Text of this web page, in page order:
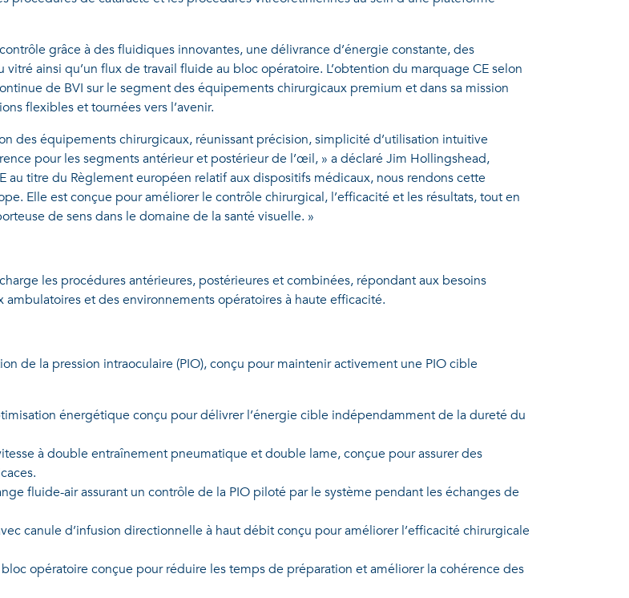
grâce à des fluidiques innovantes, une délivrance d’énergie constante, des
ainsi qu’un flux de travail fluide au bloc opératoire. L’obtention du marquage CE selon
de BVI sur le segment des équipements chirurgicaux premium et dans sa mission
flexibles et tournées vers l’avenir.
des équipements chirurgicaux, réunissant précision, simplicité d’utilisation intuitive
pour les segments antérieur et postérieur de l’œil, » a déclaré Jim Hollingshead,
au titre du Règlement européen relatif aux dispositifs médicaux, nous rendons cette
Elle est conçue pour améliorer le contrôle chirurgical, l’efficacité et les résultats, tout en
de sens dans le domaine de la santé visuelle. »
les procédures antérieures, postérieures et combinées, répondant aux besoins
et des environnements opératoires à haute efficacité.
de la pression intraoculaire (PIO), conçu pour maintenir activement une PIO cible
énergétique conçu pour délivrer l’énergie cible indépendamment de la dureté du
à double entraînement pneumatique et double lame, conçue pour assurer des
fluide-air assurant un contrôle de la PIO piloté par le système pendant les échanges de
canule d’infusion directionnelle à haut débit conçu pour améliorer l’efficacité chirurgicale
opératoire conçue pour réduire les temps de préparation et améliorer la cohérence des